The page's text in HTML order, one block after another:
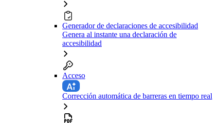
Generador de declaraciones de accesibilidad
Genera al instante una declaración de
accesibilidad
Acceso
Corrección automática de barreras en tiempo real